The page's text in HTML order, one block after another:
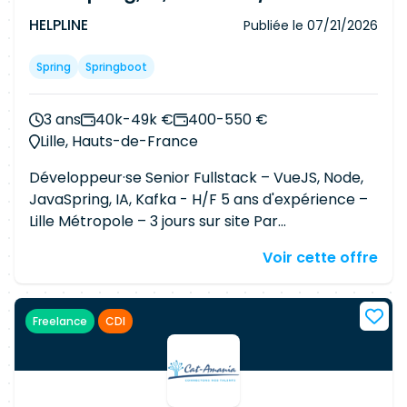
HELPLINE Publiée le 07/21/2026
Spring Springboot
3 ans 40k-49k €
400-550 €
Lille, Hauts-de-France
Développeur·se Senior Fullstack – VueJS, Node,
JavaSpring, IA, Kafka - H/F 5 ans d'expérience –
Lille Métropole – 3 jours sur site Par
FranceCe poste est ouvert au télétravail. Temps
Description de l'entreprise Localisation : Marcq-
en-Barœul, France Temps complet Niveau
Tous Type de contrat : CDI Et si vous choisissiez
Voir cette offre
Freelance CDI